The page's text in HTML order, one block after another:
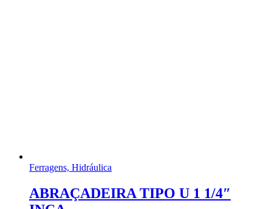
Ferragens, Hidráulica
ABRAÇADEIRA TIPO U 1 1/4″